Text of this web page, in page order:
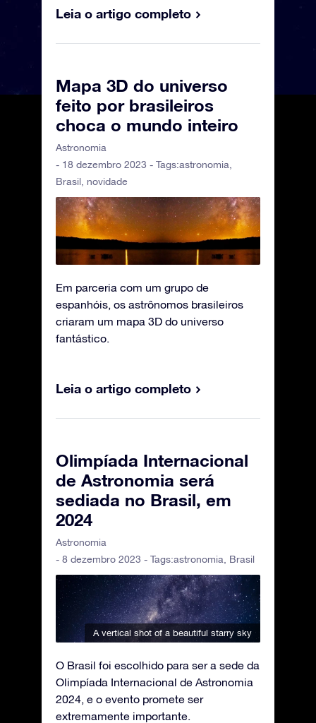
Leia o artigo completo
Mapa 3D do universo
feito por brasileiros
choca o mundo inteiro
Astronomia
- 18 dezembro 2023 - Tags:astronomia,
Brasil, novidade
Em parceria com um grupo de
espanhóis, os astrônomos brasileiros
criaram um mapa 3D do universo
fantástico.
Leia o artigo completo
Olimpíada Internacional
de Astronomia será
sediada no Brasil, em
2024
Astronomia
- 8 dezembro 2023 - Tags:astronomia Brasil
A vertical shot of a beautiful starry sky
O Brasil foi escolhido para ser a sede da
Olimpíada Internacional de Astronomia
2024, e o evento promete ser
extremamente importante.